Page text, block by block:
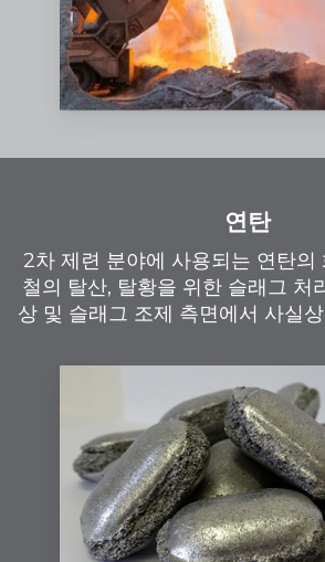
연탄
2차 제련 분야에 사용되는 연탄의
철의 탈산, 탈황을 위한 슬래그 처
상 및 슬래그 조제 측면에서 사실